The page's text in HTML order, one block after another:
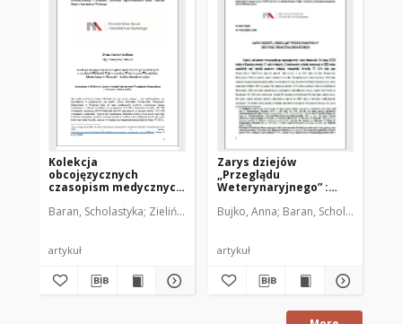
Kolekcja
obcojęzycznych
czasopism medycznych
zasobach Biblioteki
Warmińsko-
Olsztynie – krótka
charakterystyka
Baran, Scholastyka Zieliński, Przemysław
artykuł
Zarys dziejów
„Przeglądu
Weterynaryjnego” :
redaktorzy)
Bujko, Anna Baran, Scholastyka
artykuł